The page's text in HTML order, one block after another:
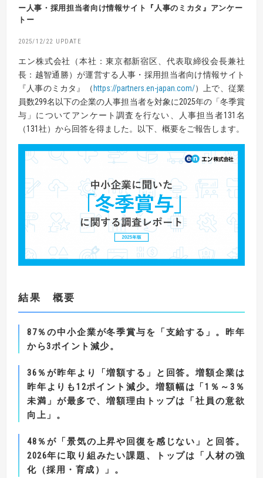
ー人事・採用担当者向け情報サイト『人事のミカタ』アンケー
トー
2025/12/22
エン株式会社（本社：東京都新宿区、代表取締役会長兼社
長：越智通勝）が運営する人事・採用担当者向け情報サイト
『人事のミカタ』（ https://partners.en-japan.com/）上で、従業
員数299名以下の企業の人事担当者を対象に2025年の「冬季賞
与」についてアンケート調査を行ない、人事担当者131名
（131社）から回答を得ました。以下、概要をご報告します。
結果 概要
87％の中小企業が冬季賞与を「支給する」。昨年
から3ポイント減少。
36 ％が昨年より「増額する」と回答。増額企業は
昨年よりも12ポイント減少。増額幅は「1 ％～ 3 ％
未満」が最多で、増額理由トップは「社員の意欲
向上」。
48 ％が「景気の上昇や回復を感じない」と回答。
2026年に取り組みたい課題、トップは「人材の強
化（採用・育成）」。